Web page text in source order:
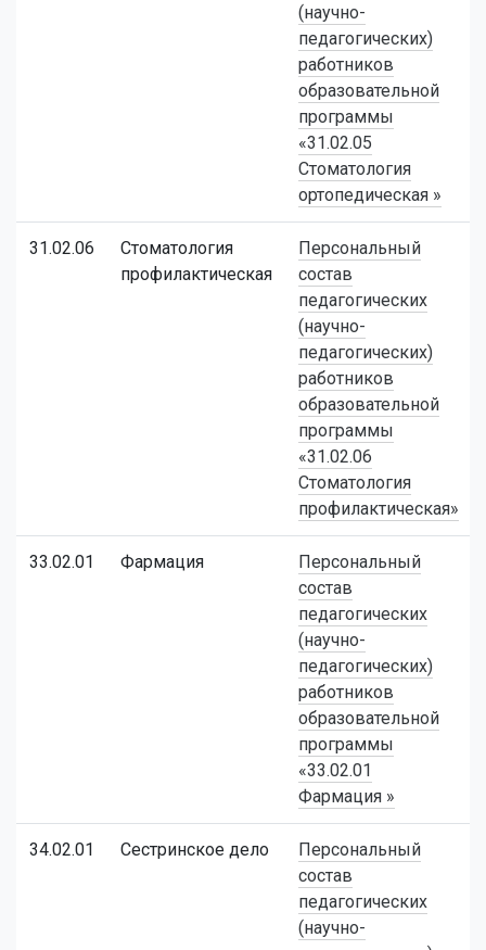
(научно-
педагогических)
работников
образовательной
программы
«31.02.05
Стоматология
ортопедическая »
31.02.06
Стоматология
профилактическая
Персональный
состав
педагогических
(научно-
педагогических)
работников
образовательной
программы
«31.02.06
Стоматология
профилактическая»
33.02.01 Фармация
Персональный
состав
педагогических
(научно-
педагогических)
работников
образовательной
программы
«33.02.01
Фармация »
34.02.01 Сестринское дело
Персональный
состав
педагогических
(научно-